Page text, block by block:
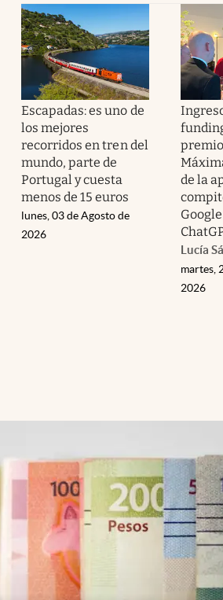
Escapadas: es uno de
los mejores
recorridos en tren del
mundo, parte de
Portugal y cuesta
menos de 15 euros
lunes, 03 de Agosto de
2026
de la
Lucía
martes,
2026